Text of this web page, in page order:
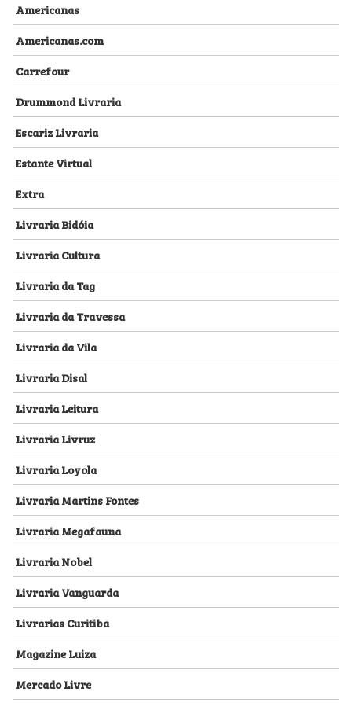
Americanas
Americanas.com
Carrefour
Drummond Livraria
Escariz Livraria
Estante Virtual
Extra
Livraria Bidóia
Livraria Cultura
Livraria da Tag
Livraria da Travessa
Livraria da Vila
Livraria Disal
Livraria Leitura
Livraria Livruz
Livraria Loyola
Livraria Martins Fontes
Livraria Megafauna
Livraria Nobel
Livraria Vanguarda
Livrarias Curitiba
Magazine Luiza
Mercado Livre